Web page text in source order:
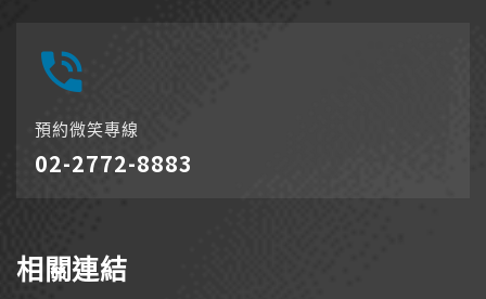
預約微笑專線
02-2772-8883
相關連結